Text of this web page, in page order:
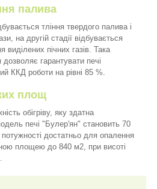
палива
тління твердого палива і
на другій стадії відбувається
виділених пічних газів. Така
дозволяє гарантувати печі
ККД роботи на рівні 85 %.
площ
обігріву, яку здатна
печі "Булер'ян" становить 70
потужності достатньо для опалення
площею до 840 м2, при висоті